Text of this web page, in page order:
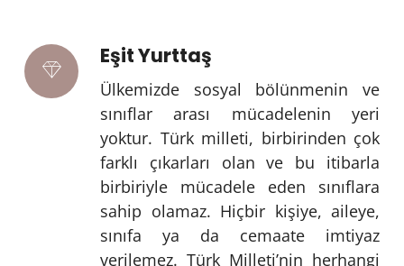
Eşit Yurttaş
Ülkemizde sosyal bölünmenin ve
sınıflar arası mücadelenin yeri
yoktur. Türk milleti, birbirinden çok
farklı çıkarları olan ve bu itibarla
birbiriyle mücadele eden sınıflara
sahip olamaz. Hiçbir kişiye, aileye,
sınıfa ya da cemaate imtiyaz
verilemez. Türk Milleti’nin herhangi